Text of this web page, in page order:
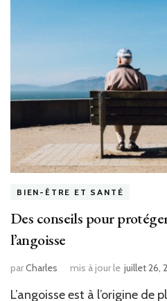
BIEN-ÊTRE ET SANTÉ
Des conseils pour
l’angoisse
parCharles mis à jour le juillet 26,
L’angoisse est à l’origine de